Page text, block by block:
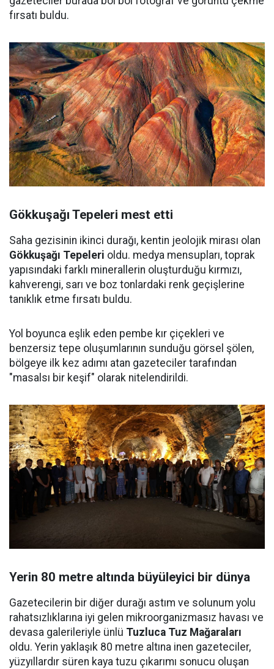
fırsatı buldu.
Gökkuşağı Tepeleri mest etti
Saha gezisinin ikinci durağı, kentin jeolojik mirası olan
Gökkuşağı Tepeleri oldu. medya mensupları, toprak
yapısındaki farklı minerallerin oluşturduğu kırmızı,
kahverengi, sarı ve boz tonlardaki renk geçişlerine
tanıklık etme fırsatı buldu.
Yol boyunca eşlik eden pembe kır çiçekleri ve
benzersiz tepe oluşumlarının sunduğu görsel şölen,
bölgeye ilk kez adımı atan gazeteciler tarafından
"masalsı bir keşif" olarak nitelendirildi.
Yerin 80 metre altında büyüleyici bir dünya
Gazetecilerin bir diğer durağı astım ve solunum yolu
rahatsızlıklarına iyi gelen mikroorganizmasız havası ve
devasa galerileriyle ünlü Tuzluca Tuz Mağaraları
oldu. Yerin yaklaşık 80 metre altına inen gazeteciler,
yüzyıllardır süren kaya tuzu çıkarımı sonucu oluşan